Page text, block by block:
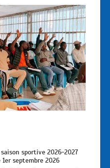
sportive 2026-2027
septembre 2026